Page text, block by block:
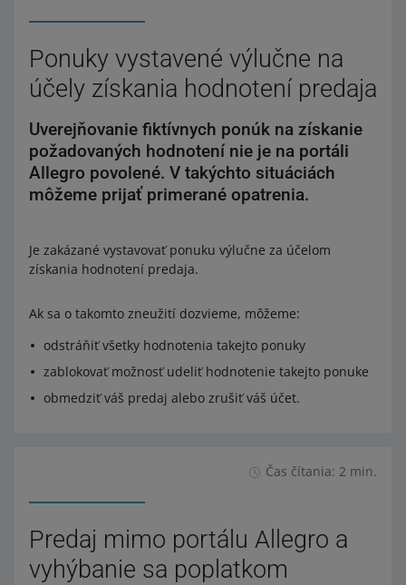
Ponuky vystavené výlučne na
účely získania hodnotení predaja
Uverejňovanie fiktívnych ponúk na získanie
požadovaných hodnotení nie je na portáli
Allegro povolené. V takýchto situáciách
môžeme prijať primerané opatrenia.
Je zakázané vystavovať ponuku výlučne za účelom
získania hodnotení predaja.
Ak sa o takomto zneužití dozvieme, môžeme:
odstráňiť všetky hodnotenia takejto ponuky
zablokovať možnosť udeliť hodnotenie takejto ponuke
obmedziť váš predaj alebo zrušiť váš účet.
Čas čítania: 2 min.
Predaj mimo portálu Allegro a
vyhýbanie sa poplatkom